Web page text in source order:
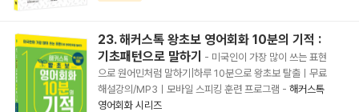
23. 해커스톡 왕초보 영어회화 10분의 기적 :
기초패턴으로 말하기
- 미국인이 가장 많이 쓰는 표현
으로 원어민처럼 말하기|하루 10분으로 왕초보 탈출ㅣ무료
해설강의/MP3ㅣ모바일 스피킹 훈련 프로그램 - 해커스톡
영어회화 시리즈